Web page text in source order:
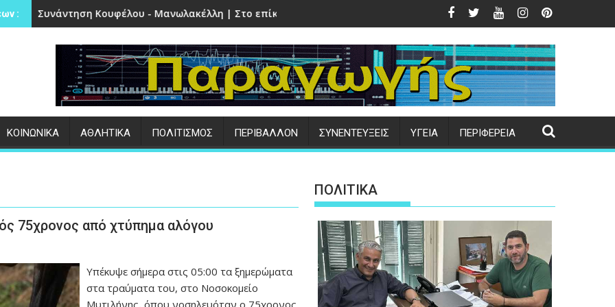
:
- Μανωλακέλλη | Στο επίκεντρο το παλιό Κολυμβητήριο και το Κτηματολόγιο
Επιτυχημένες οι εκδηλώσεις προς τιμήν της Μεταμορφώσεως του Σωτήρος στο Κάτω
Δήμος Μυτιλήνης | Εγκαίνια παιδικής
ΚΟΙΝΩΝΙΚΑ ΑΘΛΗΤΙΚΑ ΠΟΛΙΤΙΣΜΟΣ ΠΕΡΙΒΑΛΛΟΝ ΣΥΝΕΝΤΕΥΞΕΙΣ ΥΓΕΙΑ ΠΕΡΙΦΕΡΕΙΑ
75χρονος από χτύπημα αλόγου
Υπέκυψε σήμερα στις 05:00 τα ξημερώματα
στα τραύματα του, στο Νοσοκομείο
Μυτιλήνης, όπου νοσηλευόταν ο 75χρονος
ΠΟΛΙΤΙΚΑ